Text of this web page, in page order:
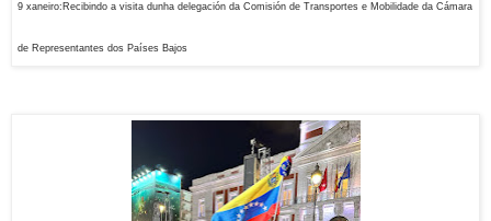
9 xaneiro:Recibindo a visita dunha delegación da Comisión de Transportes e Mobilidade da Cámara
de Representantes dos Países Bajos